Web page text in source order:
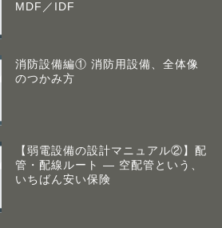
MDF／IDF
消防設備編① 消防用設備、全体像
のつかみ方
【弱電設備の設計マニュアル②】配
管・配線ルート ― 空配管という、
いちばん安い保険